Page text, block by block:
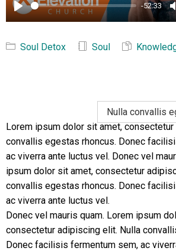
Play
-52:33
Soul Detox Soul
Nulla convallis
Lorem ipsum dolor sit amet,
convallis egestas rhoncus. Donec
ac viverra ante luctus vel. Donec vel
ipsum dolor sit amet, consectetur
convallis egestas rhoncus. Donec
ac viverra ante luctus vel.
Donec vel mauris quam. Lorem ipsum
consectetur adipiscing elit. Nulla
Donec facilisis fermentum sem, ac